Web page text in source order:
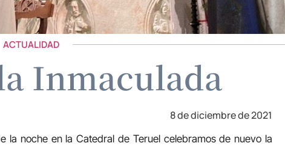
ACTUALIDAD
Inmaculada
8 de diciembre de 2021
la noche en la Catedral de Teruel celebramos de nuevo la